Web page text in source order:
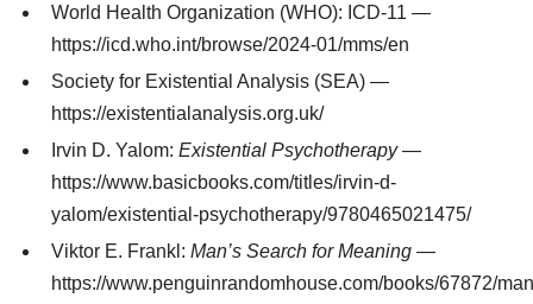
World Health Organization (WHO): ICD-11 —
https://icd.who.int/browse/2024-01/mms/en
Society for Existential Analysis (SEA) —
https://existentialanalysis.org.uk/
Irvin D. Yalom:Existential Psychotherapy—
https://www.basicbooks.com/titles/irvin-d-
yalom/existential-psychotherapy/9780465021475/
Viktor E. Frankl:Man’s Search for Meaning —
https://www.penguinrandomhouse.com/books/67872/